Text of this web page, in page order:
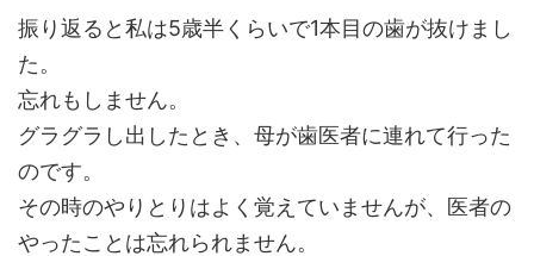
振り返ると私は5歳半くらいで1本目の歯が抜けまし
た。
忘れもしません。
グラグラし出したとき、母が歯医者に連れて行った
のです。
その時のやりとりはよく覚えていませんが、医者の
やったことは忘れられません。